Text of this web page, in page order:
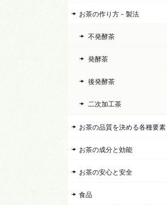
お茶の作り方－製法
不発酵茶
発酵茶
後発酵茶
二次加工茶
お茶の品質を決める各種要素
お茶の成分と効能
お茶の安心と安全
食品